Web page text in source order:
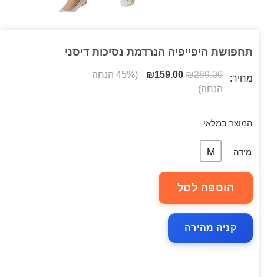
תחפושת היפייפיה הנרדמת נסיכות דיסני
מחיר: ₪289.00
₪159.00
(45% הנחה
הנחה)
המוצר במלאי
מידה M
הוספה לסל
קניה מהירה